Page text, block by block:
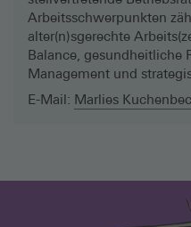
Arbeitsschwerpunkten
alter(n)sgerechte
Balance, gesundheitliche
Management und
E-Mail: Marlies